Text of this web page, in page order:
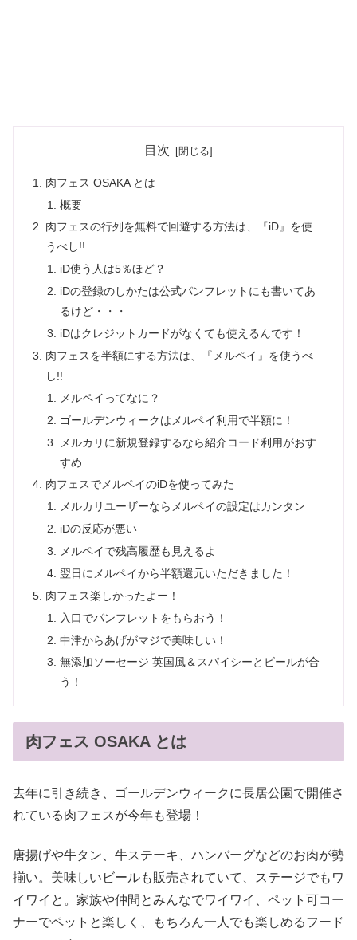
目次
肉フェス OSAKA とは
概要
肉フェスの行列を無料で回避する方法は、『iD』を使
うべし!!
iD使う人は5％ほど？
iDの登録のしかたは公式パンフレットにも書いてあ
るけど・・・
iDはクレジットカードがなくても使えるんです！
肉フェスを半額にする方法は、『メルペイ』を使うべ
し!!
メルペイってなに？
ゴールデンウィークはメルペイ利用で半額に！
メルカリに新規登録するなら紹介コード利用がおす
すめ
肉フェスでメルペイのiDを使ってみた
メルカリユーザーならメルペイの設定はカンタン
iDの反応が悪い
メルペイで残高履歴も見えるよ
翌日にメルペイから半額還元いただきました！
肉フェス楽しかったよー！
入口でパンフレットをもらおう！
中津からあげがマジで美味しい！
無添加ソーセージ 英国風＆スパイシーとビールが合
う！
肉フェス OSAKA とは
去年に引き続き、ゴールデンウィークに長居公園で開催さ
れている肉フェスが今年も登場！
唐揚げや牛タン、牛ステーキ、ハンバーグなどのお肉が勢
揃い。美味しいビールも販売されていて、ステージでもワ
イワイと。家族や仲間とみんなでワイワイ、ペット可コー
ナーでペットと楽しく、もちろん一人でも楽しめるフード